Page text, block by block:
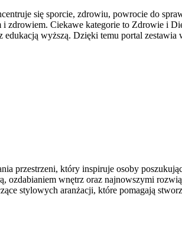
się sporcie, zdrowiu, powrocie do
zdrowiem. Ciekawe kategorie to Zdrowie i
wyższą. Dzięki temu portal
przestrzeni, który inspiruje osoby
ozdabianiem wnętrz oraz najnowszymi
stylowych aranżacji, które pomagają